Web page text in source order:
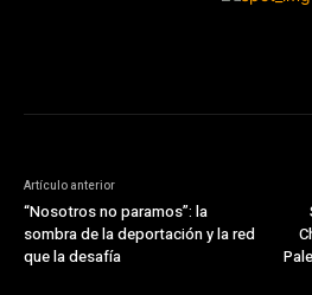
Artículo anterior
“Nosotros no paramos”: la
sombra de la deportación y la red
que la desafía